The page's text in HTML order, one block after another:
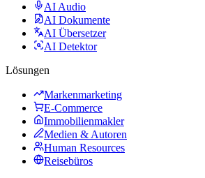
AI Audio
AI Dokumente
AI Übersetzer
AI Detektor
Lösungen
Markenmarketing
E-Commerce
Immobilienmakler
Medien & Autoren
Human Resources
Reisebüros